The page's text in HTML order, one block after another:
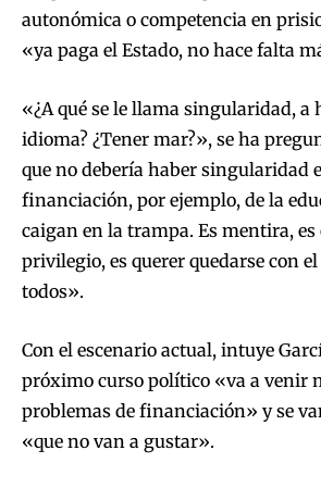
autonómica o competencia en
«ya paga el Estado, no hace falta
«¿A qué se le llama singularidad, a
idioma? ¿Tener mar?», se ha
que no debería haber singularidad
financiación, por ejemplo, de la
caigan en la trampa. Es mentira, es
privilegio, es querer quedarse con
todos».
Con el escenario actual, intuye
próximo curso político «va a venir
problemas de financiación» y se
«que no van a gustar».